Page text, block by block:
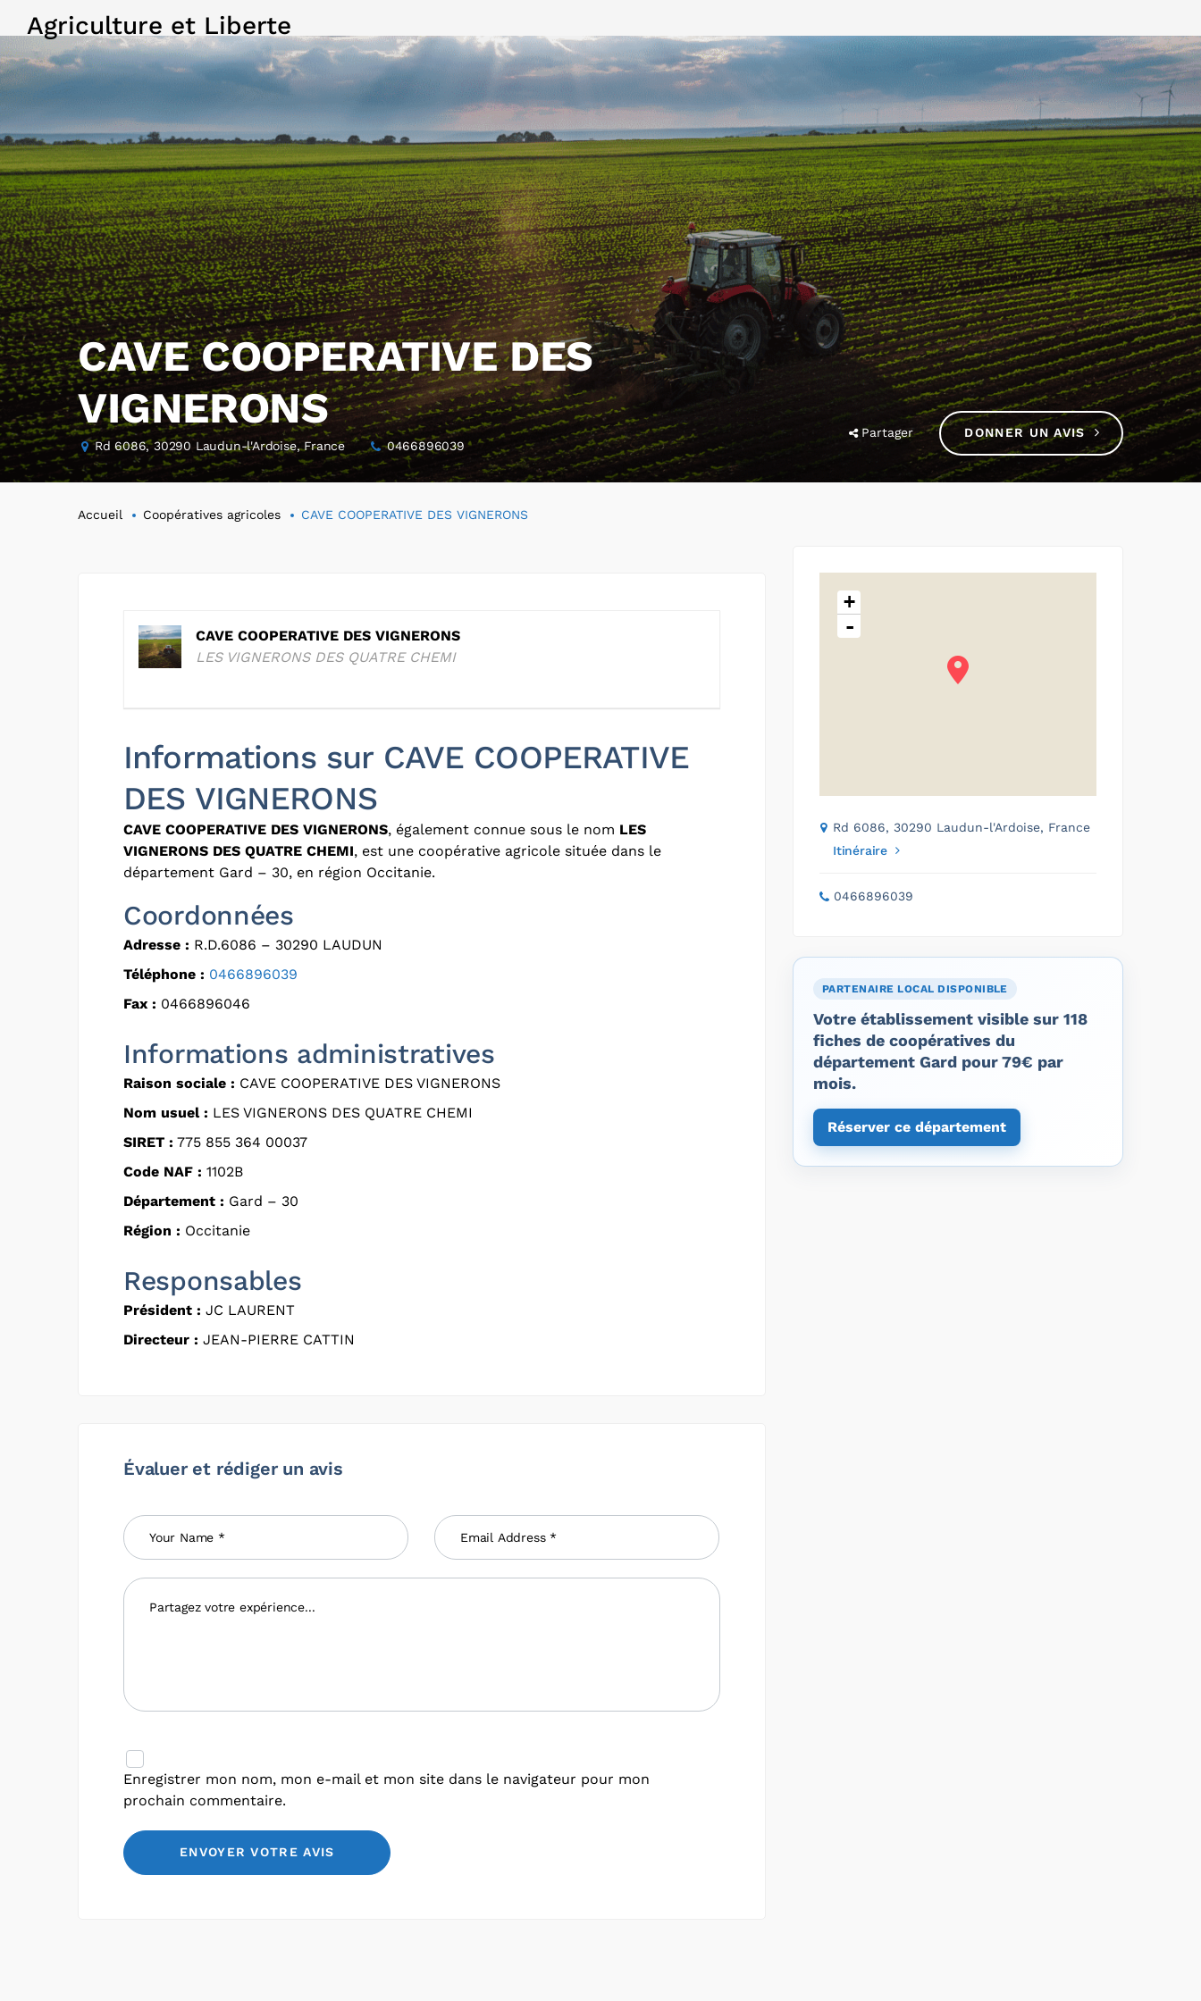
Agriculture et Liberte
CAVE COOPERATIVE DES
VIGNERONS
Rd 6086, 30290 Laudun-l'Ardoise, France 0466896039
Partager DONNER UN AVIS
Accueil Coopératives agricoles CAVE COOPERATIVE DES VIGNERONS
CAVE COOPERATIVE DES VIGNERONS
LES VIGNERONS DES QUATRE CHEMI
Informations sur CAVE COOPERATIVE
DES VIGNERONS
CAVE COOPERATIVE DES VIGNERONS, également connue sous le nom LES
VIGNERONS DES QUATRE CHEMI, est une coopérative agricole située dans le
département Gard – 30, en région Occitanie.
Coordonnées
Adresse : R.D.6086 – 30290 LAUDUN
Téléphone : 0466896039
Fax : 0466896046
Informations administratives
Raison sociale : CAVE COOPERATIVE DES VIGNERONS
Nom usuel : LES VIGNERONS DES QUATRE CHEMI
SIRET : 775 855 364 00037
Code NAF : 1102B
Département : Gard – 30
Région : Occitanie
Responsables
Président : JC LAURENT
Directeur : JEAN-PIERRE CATTIN
Évaluer et rédiger un avis
Enregistrer mon nom, mon e-mail et mon site dans le navigateur pour mon
prochain commentaire.
+
-
Rd 6086, 30290 Laudun-l'Ardoise, France
Itinéraire
0466896039
PARTENAIRE LOCAL DISPONIBLE
Votre établissement visible sur 118
fiches de coopératives du
département Gard pour 79€ par
mois.
Réserver ce département